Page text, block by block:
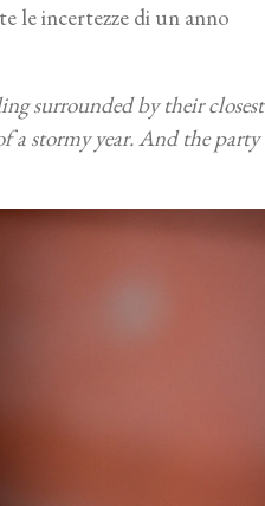
le incertezze di un anno
surrounded by their closest
a stormy year. And the party